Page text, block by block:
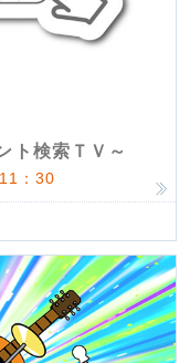
ト検索ＴＶ～
：30